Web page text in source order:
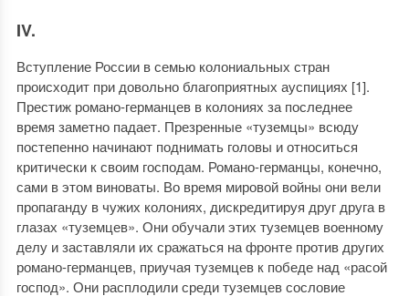
IV.
Вступление России в семью колониальных стран
происходит при довольно благоприятных ауспициях [1].
Престиж романо-германцев в колониях за последнее
время заметно падает. Презренные «туземцы» всюду
постепенно начинают поднимать головы и относиться
критически к своим господам. Романо-германцы, конечно,
сами в этом виноваты. Во время мировой войны они вели
пропаганду в чужих колониях, дискредитируя друг друга в
глазах «туземцев». Они обучали этих туземцев военному
делу и заставляли их сражаться на фронте против других
романо-германцев, приучая туземцев к победе над «расой
господ». Они расплодили среди туземцев сословие